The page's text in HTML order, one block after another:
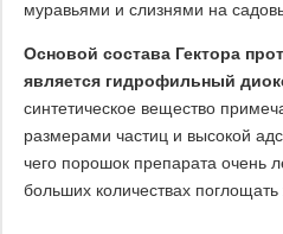
муравьями и слизнями на
Основой состава Гектора
является гидрофильный
синтетическое вещество
размерами частиц и высокой
чего порошок препарата очень
больших количествах